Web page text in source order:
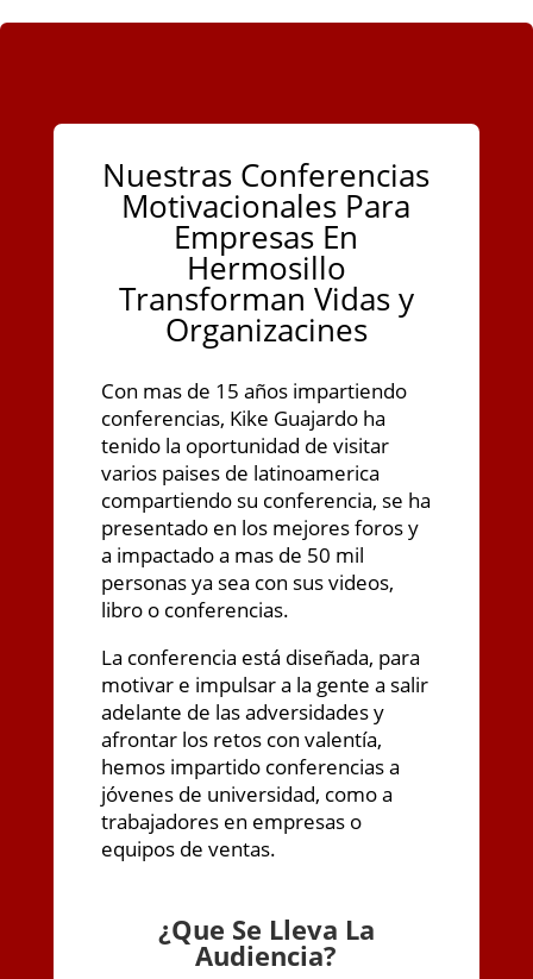
Nuestras Conferencias
Motivacionales Para
Empresas En
Hermosillo
Transforman Vidas y
Organizacines
Con mas de 15 años impartiendo
conferencias, Kike Guajardo ha
tenido la oportunidad de visitar
varios paises de latinoamerica
compartiendo su conferencia, se ha
presentado en los mejores foros y
a impactado a mas de 50 mil
personas ya sea con sus videos,
libro o conferencias.
La conferencia está diseñada, para
motivar e impulsar a la gente a salir
adelante de las adversidades y
afrontar los retos con valentía,
hemos impartido conferencias a
jóvenes de universidad, como a
trabajadores en empresas o
equipos de ventas.
¿Que Se Lleva La
Audiencia?